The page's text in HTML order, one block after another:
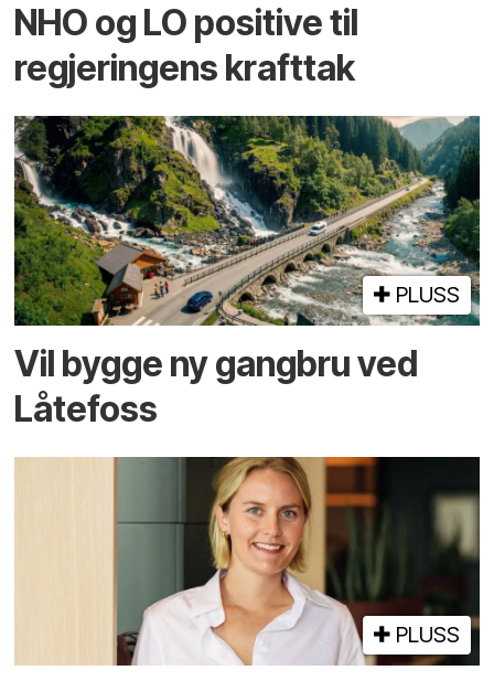
NHO og LO positive til
regjeringens krafttak
PLUSS
Vil bygge ny gangbru ved
Låtefoss
PLUSS